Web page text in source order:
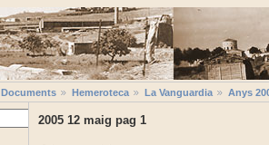
Documents Hemeroteca La Vanguardia Anys
2005 12 maig pag 1